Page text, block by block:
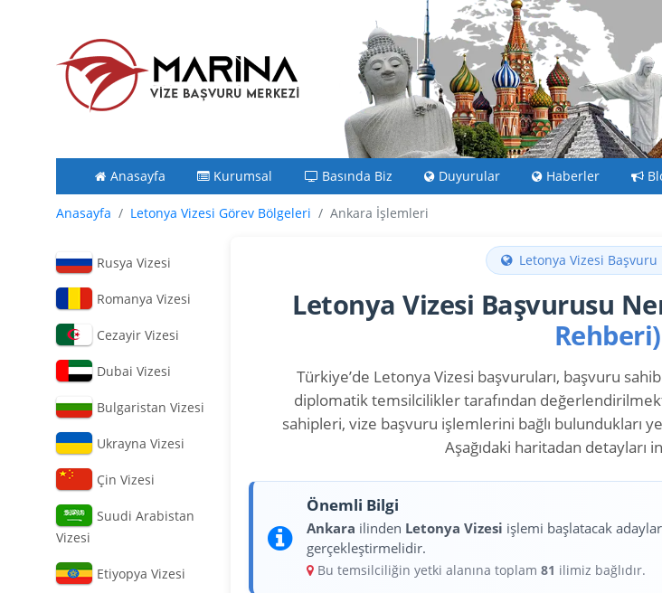
Anasayfa Kurumsal Basında Biz Duyurular Haberler
Anasayfa Letonya Vizesi Görev Bölgeleri Ankara İşlemleri
Rusya Vizesi
Romanya Vizesi
Cezayir Vizesi
Dubai Vizesi
Bulgaristan Vizesi
Ukrayna Vizesi
Çin Vizesi
Suudi Arabistan
Vizesi
Etiyopya Vizesi
Letonya Vizesi
Letonya Vizesi Başvurusu
Rehberi)
Türkiye’de Letonya Vizesi başvuruları, başvuru
diplomatik temsilcilikler tarafından
sahipleri, vize başvuru işlemlerini bağlı bulundukları
Aşağıdaki haritadan detayları
Önemli Bilgi
Ankara ilinden Letonya Vizesi işlemi başlatacak
gerçekleştirmelidir.
Bu temsilciliğin yetki alanına toplam81 ilimiz bağlıdır.